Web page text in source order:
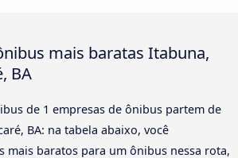
mais baratas Itabuna,
BA
de 1 empresas de ônibus partem de
BA: na tabela abaixo, você
mais baratos para um ônibus nessa rota,